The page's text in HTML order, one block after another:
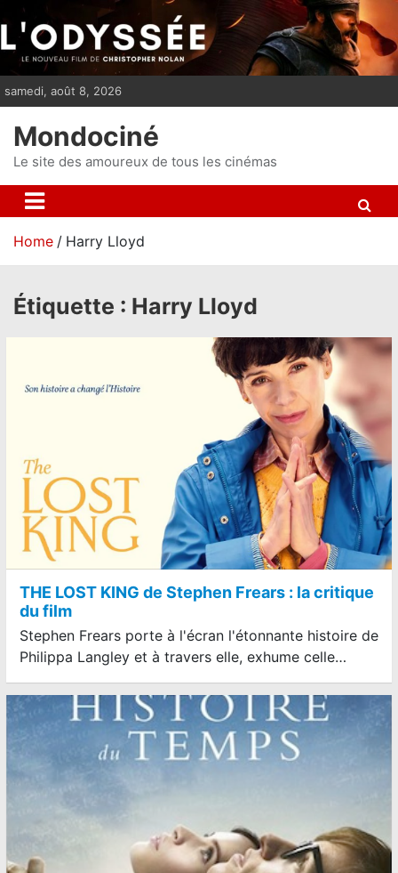
i
p
n
t
samedi, août 8, 2026
Mondociné
Le site des amoureux de tous les cinémas
Home Harry Lloyd
Étiquette : Harry Lloyd
THE LOST KING de Stephen Frears : la critique
du film
Stephen Frears porte à l'écran l'étonnante histoire de
Philippa Langley et à travers elle, exhume celle…